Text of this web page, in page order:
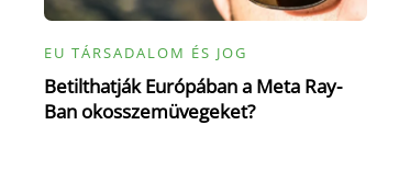
EU TÁRSADALOM ÉS JOG
Betilthatják Európában a Meta Ray-
Ban okosszemüvegeket?